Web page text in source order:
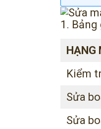
1.
HẠNG
Kiểm
Sửa
Sửa